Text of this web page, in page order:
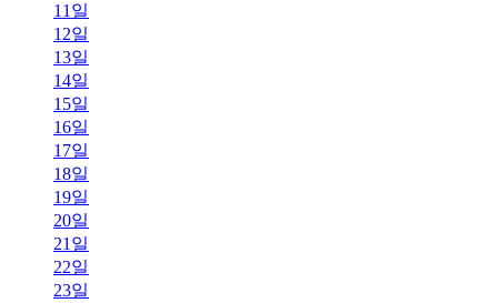
11일
12일
13일
14일
15일
16일
17일
18일
19일
20일
21일
22일
23일